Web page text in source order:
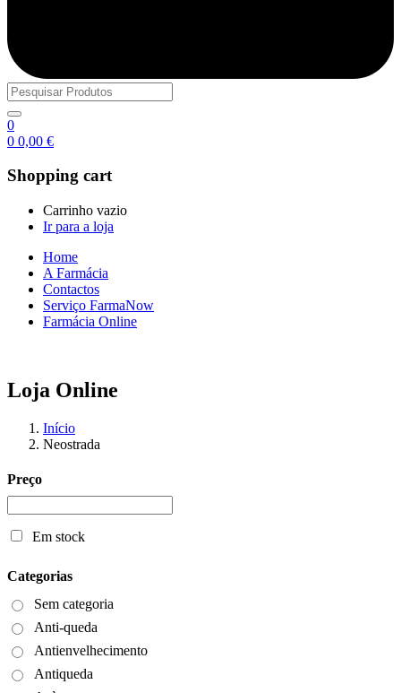
0
0 0,00 €
Shopping cart
Carrinho vazio
Ir para a loja
Home
A Farmácia
Contactos
Serviço FarmaNow
Farmácia Online
Loja Online
Início
Neostrada
Preço
Em stock
Categorias
Sem categoria
Anti-queda
Antienvelhecimento
Antiqueda